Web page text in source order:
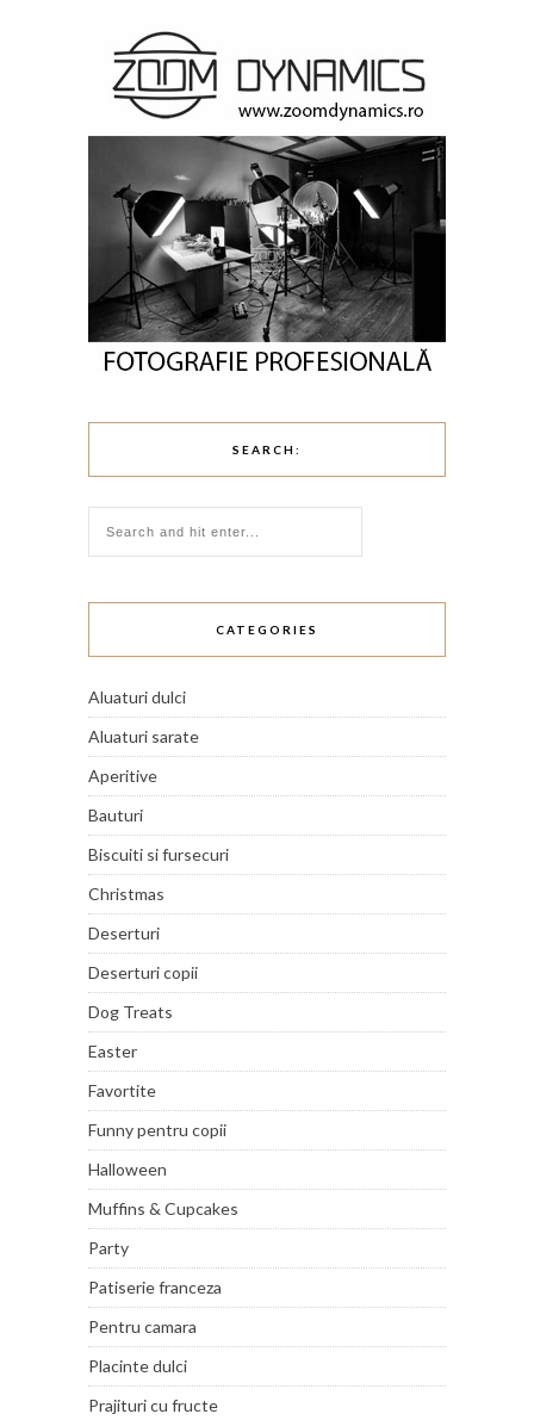
SEARCH:
CATEGORIES
Aluaturi dulci
Aluaturi sarate
Aperitive
Bauturi
Biscuiti si fursecuri
Christmas
Deserturi
Deserturi copii
Dog Treats
Easter
Favortite
Funny pentru copii
Halloween
Muffins & Cupcakes
Party
Patiserie franceza
Pentru camara
Placinte dulci
Prajituri cu fructe